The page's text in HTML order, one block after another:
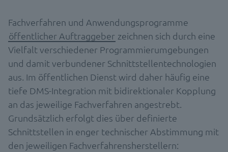
Fachverfahren und Anwendungsprogramme
öffentlicher Auftraggeber zeichnen sich durch eine
Vielfalt verschiedener Programmierumgebungen
und damit verbundener Schnittstellentechnologien
aus. Im öffentlichen Dienst wird daher häufig eine
tiefe DMS-Integration mit bidirektionaler Kopplung
an das jeweilige Fachverfahren angestrebt.
Grundsätzlich erfolgt dies über definierte
Schnittstellen in enger technischer Abstimmung mit
den jeweiligen Fachverfahrensherstellern: